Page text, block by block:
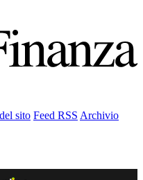
sito Feed RSS Archivio